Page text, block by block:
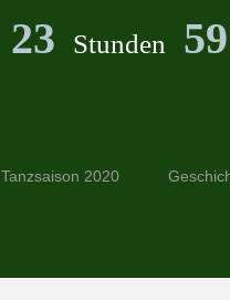
Tanzsaison 2020
23 Stunden 59